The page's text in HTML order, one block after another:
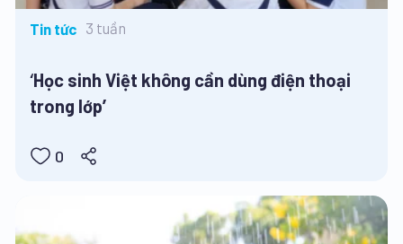
Tin tức 3 tuần
‘Học sinh Việt không cần dùng điện thoại
trong lớp’
0